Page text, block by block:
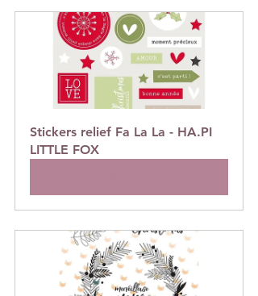
Stickers relief Fa La La - HA.PI
LITTLE FOX